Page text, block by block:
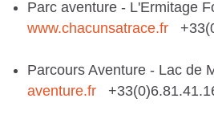
Parc aventure - L'Ermitage
www.chacunsatrace.fr
Parcours Aventure - Lac de
aventure.fr